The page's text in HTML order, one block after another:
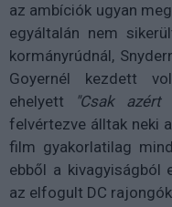
az ambíciók ugyan
egyáltalán nem
kormányrúdnál,
Goyernél kezdett
ehelyett
"Csak azért
felvértezve álltak neki
film gyakorlatilag
ebből a kivagyiságból
az elfogult DC